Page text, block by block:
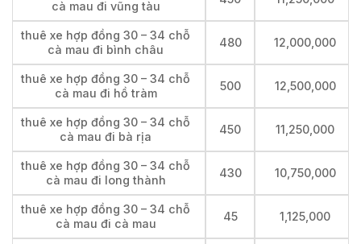
cà mau đi vũng tàu
thuê xe hợp đồng 30 – 34 chỗ
cà mau đi bình châu
480 12,000,000
thuê xe hợp đồng 30 – 34 chỗ
cà mau đi hồ tràm
500 12,500,000
thuê xe hợp đồng 30 – 34 chỗ
cà mau đi bà rịa
450 11,250,000
thuê xe hợp đồng 30 – 34 chỗ
cà mau đi long thành
430 10,750,000
thuê xe hợp đồng 30 – 34 chỗ
cà mau đi cà mau
45 1,125,000